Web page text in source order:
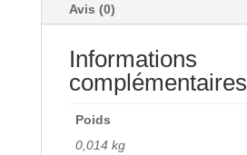
Avant
Composite
Avis (0)
Informations
complémentaires
Poids
0,014 kg